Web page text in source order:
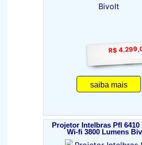
R$
saiba mais
Projetor Intelbras Pfl 6410
Wi-fi 3800 Lumens